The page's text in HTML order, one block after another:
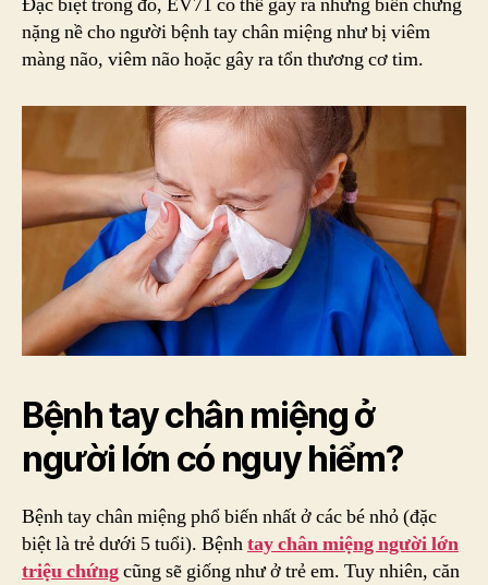
nặng nề cho người bệnh tay chân miệng như bị viêm
màng não, viêm não hoặc gây ra tổn thương cơ tim.
Bệnh tay chân miệng ở
người lớn có nguy hiểm?
Bệnh tay chân miệng phổ biến nhất ở các bé nhỏ (đặc
biệt là trẻ dưới 5 tuổi). Bệnhtay chân miệng người lớn
triệu chứngcũng sẽ giống như ở trẻ em. Tuy nhiên, căn